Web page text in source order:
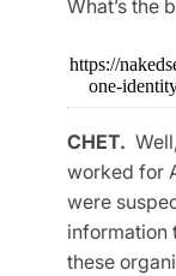
What’s the
https://
one-
CHET.
worked for
were
information
these